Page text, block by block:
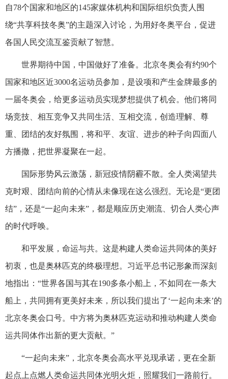
自78个国家和地区的145家媒体机构和国际组织负责人围
绕“共享科技冬奥”的主题深入讨论，为用好冬奥平台，促进
各国人民交流互鉴贡献了智慧。
世界期待中国，中国做好了准备。北京冬奥会有约90个
国家和地区近3000名运动员参加，是设项和产生金牌最多的
一届冬奥会，给更多运动员实现梦想提供了机会。他们将同
场竞技、相互竞争又共同生活、互相交流，创造理解、尊
重、团结的友好氛围，将和平、友谊、进步的种子向四面八
方播撒，把世界凝聚在一起。
国际形势风云激荡，新冠疫情阴霾不散。全人类渴望共
克时艰、团结向前的心情从未像现在这么强烈。无论是“更团
结”，还是“一起向未来”，都是顺应历史潮流、切合人类心声
的时代呼唤。
和平发展，命运与共。这是构建人类命运共同体的美好
初衷，也是奥林匹克的终极理想。习近平总书记形象而深刻
地指出：“世界各国与其在190多条小船上，不如同在一条大
船上，共同拥有更美好未来，所以我们提出了‘一起向未来’的
北京冬奥会口号。中方将为奥林匹克运动和推动构建人类命
运共同体作出新的更大贡献。”
“一起向未来”，北京冬奥会高水平兑现承诺，更在全新
起点上点燃人类命运共同体光明火炬，照耀我们一路前行。